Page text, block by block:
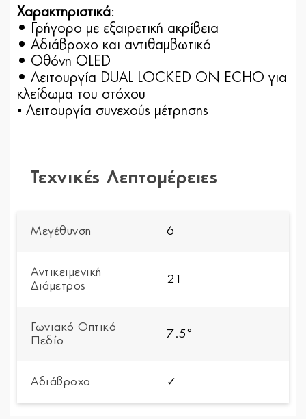
Χαρακτηριστικά:
• Γρήγορο με εξαιρετική ακρίβεια
• Αδιάβροχο και αντιθαμβωτικό
• Οθόνη OLED
• Λειτουργία DUAL LOCKED ON ECHO για
κλείδωμα του στόχου
▪ Λειτουργία συνεχούς μέτρησης
Τεχνικές Λεπτομέρειες
Μεγέθυνση 6
Αντικειμενική
Διάμετρος
21
Γωνιακό Οπτικό
Πεδίο
7.5°
Αδιάβροχο ✓